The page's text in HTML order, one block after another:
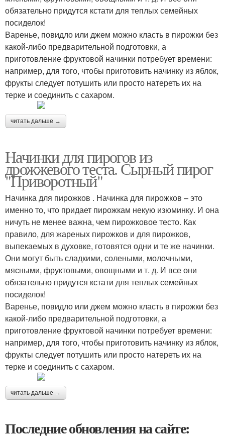
обязательно придутся кстати для теплых семейных
посиделок!
Варенье, повидло или джем можно класть в пирожки без
какой-либо предварительной подготовки, а
приготовление фруктовой начинки потребует времени:
например, для того, чтобы приготовить начинку из яблок,
фрукты следует потушить или просто натереть их на
терке и соединить с сахаром.
читать дальше →
Начинки для пирогов из
дрожжевого теста. Сырный пирог
"Приворотный"
Начинка для пирожков . Начинка для пирожков – это
именно то, что придает пирожкам некую изюминку. И она
ничуть не менее важна, чем пирожковое тесто. Как
правило, для жареных пирожков и для пирожков,
выпекаемых в духовке, готовятся одни и те же начинки.
Они могут быть сладкими, солеными, молочными,
мясными, фруктовыми, овощными и т. д. И все они
обязательно придутся кстати для теплых семейных
посиделок!
Варенье, повидло или джем можно класть в пирожки без
какой-либо предварительной подготовки, а
приготовление фруктовой начинки потребует времени:
например, для того, чтобы приготовить начинку из яблок,
фрукты следует потушить или просто натереть их на
терке и соединить с сахаром.
читать дальше →
Последние обновления на сайте: